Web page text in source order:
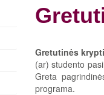
Gretutinės
(ar) studento
Greta
programa.